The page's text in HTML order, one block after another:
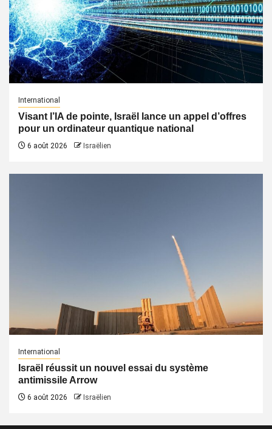
International
Visant l’IA de pointe, Israël lance un appel d’offres
pour un ordinateur quantique national
6 août 2026 Israëlien
International
Israël réussit un nouvel essai du système
antimissile Arrow
6 août 2026 Israëlien